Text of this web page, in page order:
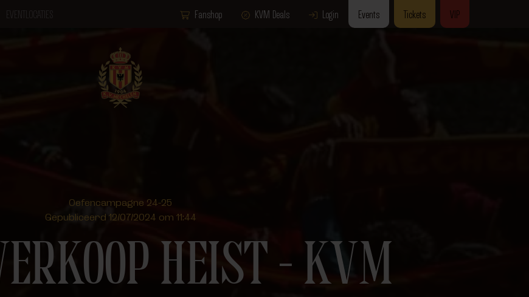
Fanshop KVM Deals Login Events Tickets VIP
Oefencampagne 24-25
Gepubliceerd 12/07/2024 om 11:44
HEIST – KVM